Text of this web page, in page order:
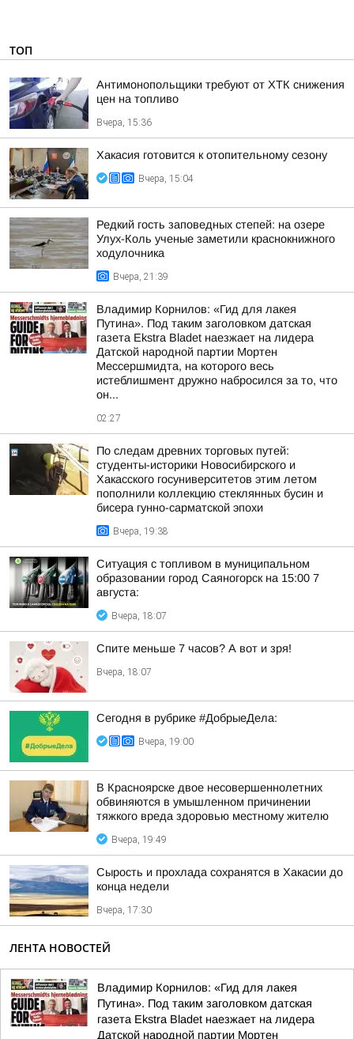
ТОП
Антимонопольщики требуют от ХТК снижения
цен на топливо
Вчера, 15:36
Хакасия готовится к отопительному сезону
Вчера, 15:04
Редкий гость заповедных степей: на озере
Улух-Коль ученые заметили краснокнижного
ходулочника
Вчера, 21:39
Владимир Корнилов: «Гид для лакея
Путина». Под таким заголовком датская
газета Ekstra Bladet наезжает на лидера
Датской народной партии Мортен
Мессершмидта, на которого весь
истеблишмент дружно набросился за то, что
он...
02:27
По следам древних торговых путей:
студенты-историки Новосибирского и
Хакасского госуниверситетов этим летом
пополнили коллекцию стеклянных бусин и
бисера гунно-сарматской эпохи
Вчера, 19:38
Ситуация с топливом в муниципальном
образовании город Саяногорск на 15:00 7
августа:
Вчера, 18:07
Спите меньше 7 часов? А вот и зря!
Вчера, 18:07
Сегодня в рубрике #ДобрыеДела:
Вчера, 19:00
В Красноярске двое несовершеннолетних
обвиняются в умышленном причинении
тяжкого вреда здоровью местному жителю
Вчера, 19:49
Сырость и прохлада сохранятся в Хакасии до
конца недели
Вчера, 17:30
ЛЕНТА НОВОСТЕЙ
Владимир Корнилов: «Гид для лакея
Путина». Под таким заголовком датская
газета Ekstra Bladet наезжает на лидера
Датской народной партии Мортен